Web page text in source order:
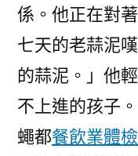
係。他正在對
七天的老蒜泥
的蒜泥。」他
不上進的孩子
蠅都餐飲業體檢